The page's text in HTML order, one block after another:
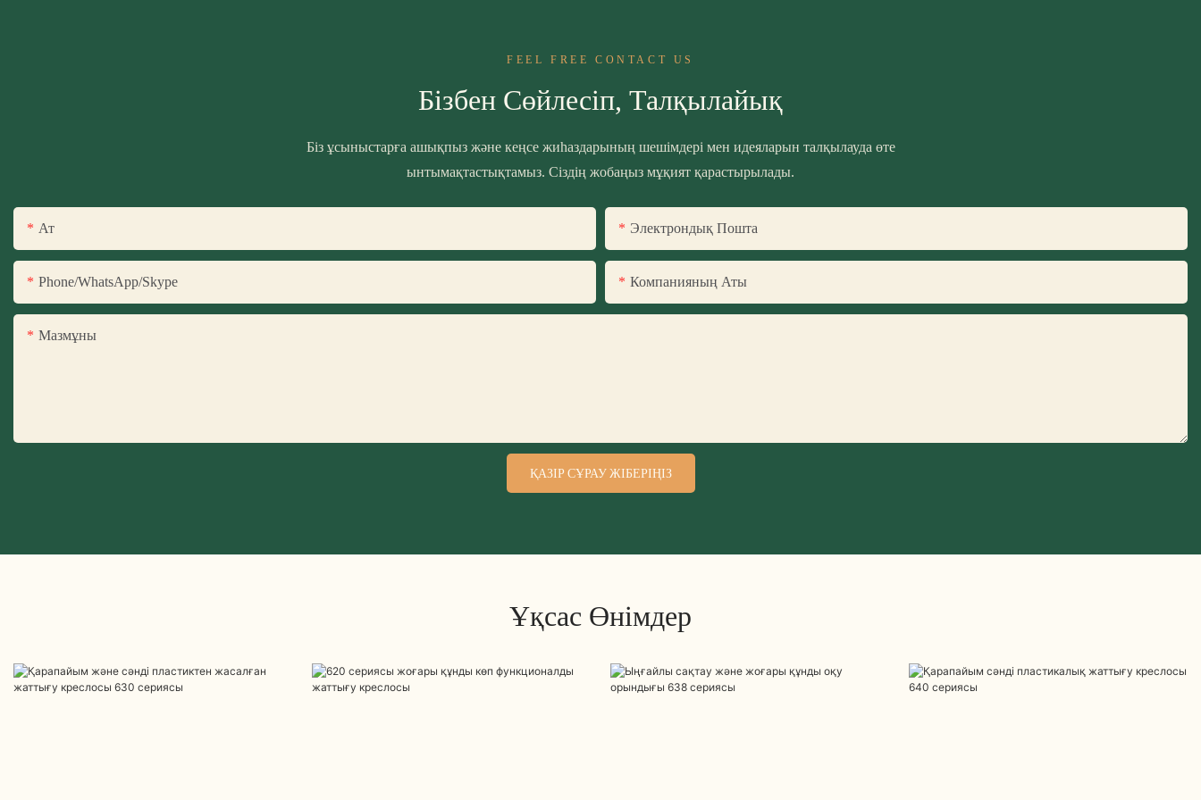
FEEL FREE CONTACT US
Бізбен Сөйлесіп, Талқылайық
Біз ұсыныстарға ашықпыз және кеңсе жиһаздарының шешімдері мен идеяларын талқылауда өте
ынтымақтастықтамыз. Сіздің жобаңыз мұқият қарастырылады.
Ат Электрондық Пошта
Phone/WhatsApp/Skype Компанияның Аты
Мазмұны
ҚАЗІР СҰРАУ ЖІБЕРІҢІЗ
Ұқсас Өнімдер